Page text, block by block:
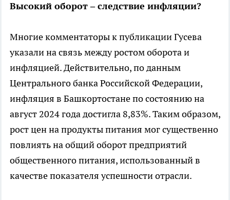
Высокий оборот – следствие инфляции?
Многие комментаторы к публикации Гусева
указали на связь между ростом оборота и
инфляцией. Действительно, по данным
Центрального банка Российской Федерации,
инфляция в Башкортостане по состоянию на
август 2024 года достигла 8,83%. Таким образом,
рост цен на продукты питания мог существенно
повлиять на общий оборот предприятий
общественного питания, использованный в
качестве показателя успешности отрасли.